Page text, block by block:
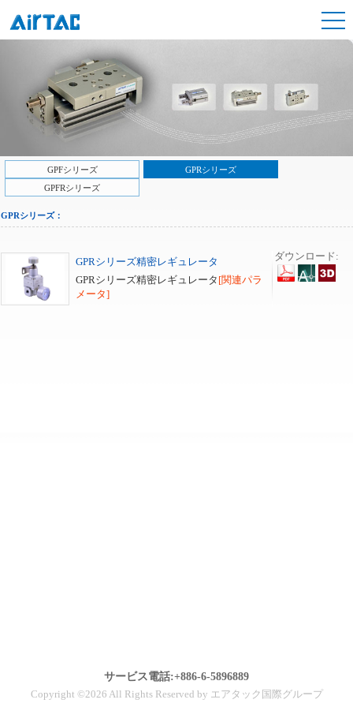
GPFシリーズ
GPRシリーズ
GPFRシリーズ
GPRシリーズ：
GPRシリーズ精密レギュレータ
GPRシリーズ精密レギュレータ [関連パラ
メータ]
ダウンロード:
サービス電話:+886-6-5896889
Copyright ©2026 All Rights Reserved by エアタック国際グループ